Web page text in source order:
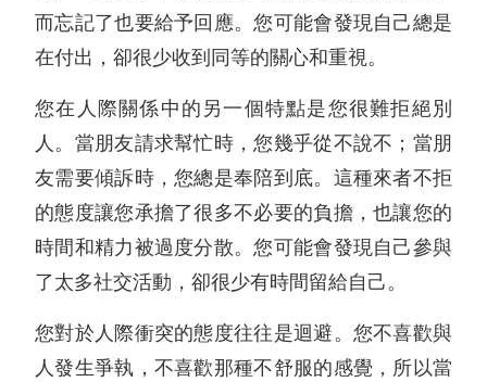
而忘記了也要給予回應。您可能會發現自己總是
在付出，卻很少收到同等的關心和重視。
您在人際關係中的另一個特點是您很難拒絕別
人。當朋友請求幫忙時，您幾乎從不說不；當朋
友需要傾訴時，您總是奉陪到底。這種來者不拒
的態度讓您承擔了很多不必要的負擔，也讓您的
時間和精力被過度分散。您可能會發現自己參與
了太多社交活動，卻很少有時間留給自己。
您對於人際衝突的態度往往是迴避。您不喜歡與
人發生爭執，不喜歡那種不舒服的感覺，所以當